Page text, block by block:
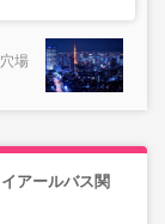
場
アールバス関